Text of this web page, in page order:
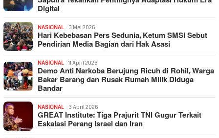
Digital
NASIONAL 3 Mei 2026
Hari Kebebasan Pers Sedunia, Ketum SMSI Sebut
Pendirian Media Bagian dari Hak Asasi
NASIONAL 11 April 2026
Demo Anti Narkoba Berujung Ricuh di Rohil, Warga
Bakar Barang dan Rusak Rumah Milik Diduga
Bandar
NASIONAL 3 April 2026
GREAT Institute: Tiga Prajurit TNI Gugur Terkait
Eskalasi Perang Israel dan Iran